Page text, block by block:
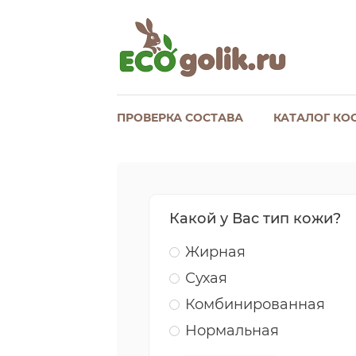
ПРОВЕРКА СОСТАВА КАТАЛОГ
Какой у Вас тип кожи?
Жирная
Сухая
Комбинированная
Нормальная